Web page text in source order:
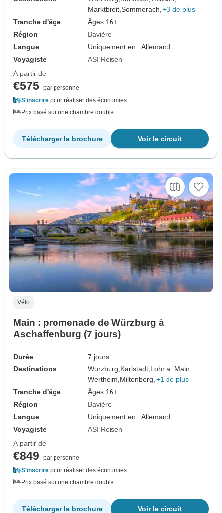
Marktbreit,Sommerach, +3 de plus
Tranche d'âge
Âges 16+
Région
Bavière
Langue
Uniquement en : Allemand
Voyagiste
ASI Reisen
À partir de
€575 par personne
S'inscrire pour réaliser des économies
Prix basé sur une chambre double
Voir le circuit
Télécharger la brochure
Vélo
Main : promenade de Würzburg à
Aschaffenburg (7 jours)
Durée
7 jours
Destinations
Wurzburg, Karlstadt, Lohr a. Main,
Wertheim, Miltenberg, +1 de plus
Tranche d'âge
Âges 16+
Région
Bavière
Langue
Uniquement en : Allemand
Voyagiste
ASI Reisen
À partir de
€849
par personne
S'inscrire pour réaliser des économies
Prix basé sur une chambre double
Voir le circuit
Télécharger la brochure